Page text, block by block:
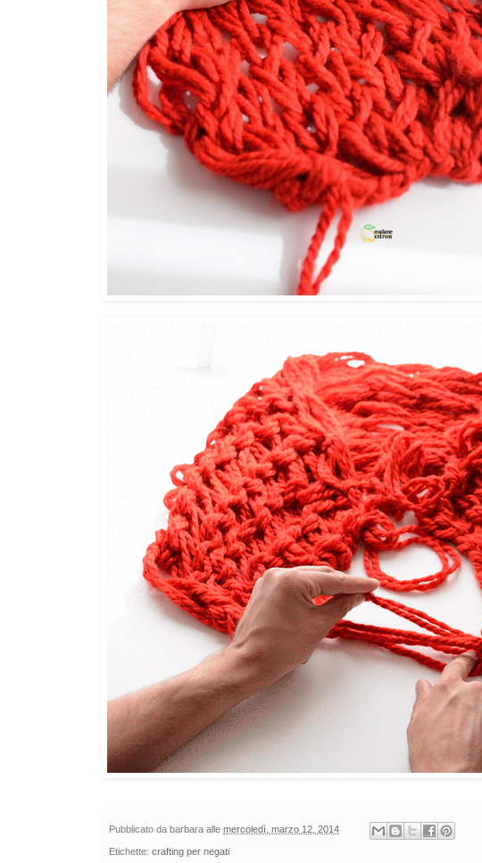
Pubblicato da barbara alle mercoledì, marzo 12, 2014
Etichette: crafting per negati